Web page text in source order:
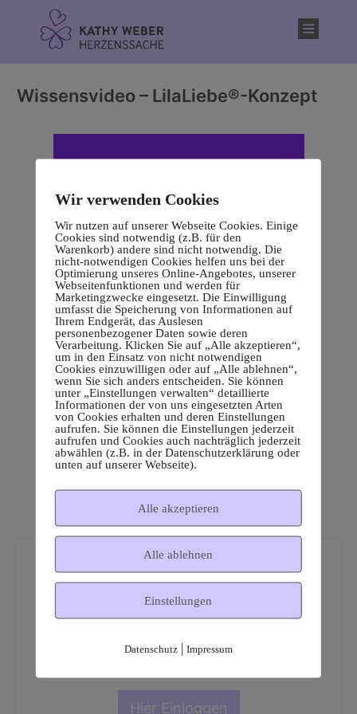
Wissensvideo – LilaLiebe®-Konzept
Dies ist ein geschützter
Mitgliederbereich!
Hier Einloggen
Wir verwenden Cookies
Wir nutzen auf unserer Webseite Cookies. Einige
Cookies sind notwendig (z.B. für den
Warenkorb) andere sind nicht notwendig. Die
nicht-notwendigen Cookies helfen uns bei der
Optimierung unseres Online-Angebotes, unserer
Webseitenfunktionen und werden für
Marketingzwecke eingesetzt. Die Einwilligung
umfasst die Speicherung von Informationen auf
Ihrem Endgerät, das Auslesen
personenbezogener Daten sowie deren
Verarbeitung. Klicken Sie auf „Alle akzeptieren“,
um in den Einsatz von nicht notwendigen
Cookies einzuwilligen oder auf „Alle ablehnen“,
wenn Sie sich anders entscheiden. Sie können
unter „Einstellungen verwalten“ detaillierte
Informationen der von uns eingesetzten Arten
von Cookies erhalten und deren Einstellungen
aufrufen. Sie können die Einstellungen jederzeit
aufrufen und Cookies auch nachträglich jederzeit
abwählen (z.B. in der Datenschutzerklärung oder
unten auf unserer Webseite).
Alle akzeptieren
Alle ablehnen
Einstellungen
Datenschutz| Impressum